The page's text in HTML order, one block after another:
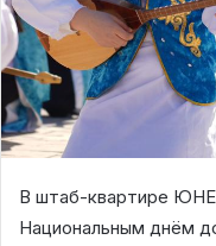
В штаб-квартире
Национальным днём